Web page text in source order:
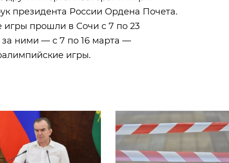
президента России Ордена Почета.
прошли в Сочи с 7 по 23
за ними — с 7 по 16 марта —
игры.